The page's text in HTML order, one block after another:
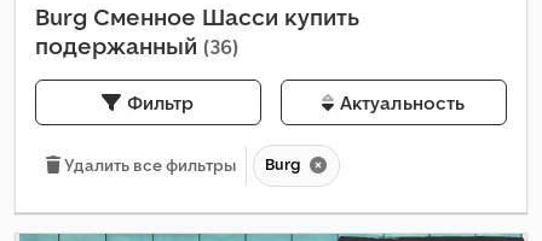
Burg Сменное Шасси купить
подержанный (36)
Фильтр Актуальность
Удалить все фильтры Burg